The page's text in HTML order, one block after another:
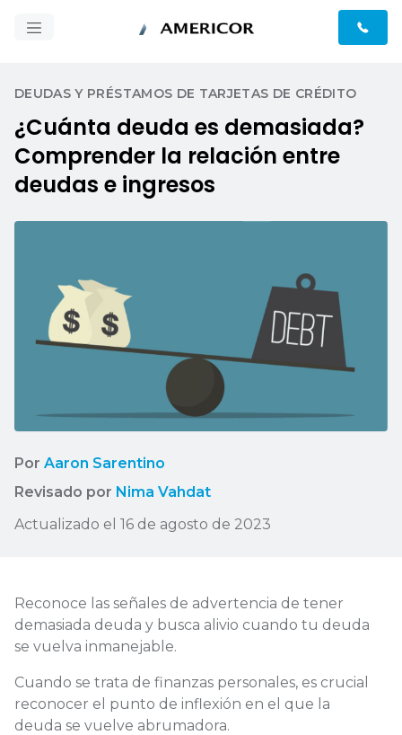
DEUDAS Y PRÉSTAMOS DE TARJETAS DE CRÉDITO
¿Cuánta deuda es demasiada?
Comprender la relación entre
deudas e ingresos
Por Aaron Sarentino
Revisado por Nima Vahdat
Actualizado el 16 de agosto de 2023
Reconoce las señales de advertencia de tener
demasiada deuda y busca alivio cuando tu deuda
se vuelva inmanejable.
Cuando se trata de finanzas personales, es crucial
reconocer el punto de inflexión en el que la
deuda se vuelve abrumadora.